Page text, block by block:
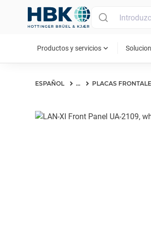
Productos y servicios expand_more
ESPAÑOL ... PLACAS